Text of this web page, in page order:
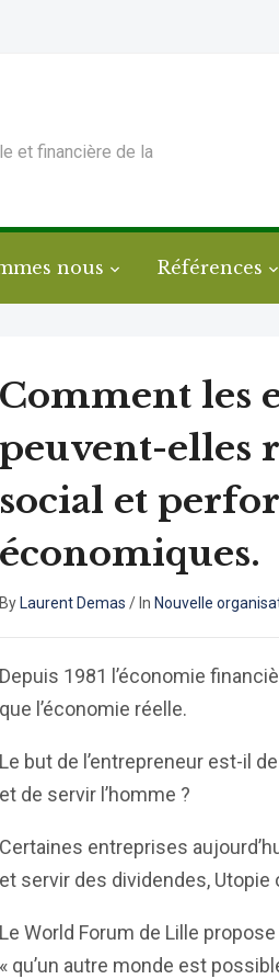
et financière de la
nous Références
Comment les
peuvent-elles
social et
économiques.
By Laurent Demas / In Nouvelle
Depuis 1981 l’économie
que l’économie réelle.
Le but de l’entrepreneur est-il
et de servir l’homme ?
Certaines entreprises
et servir des dividendes, Utopie
Le World Forum de Lille
« qu’un autre monde est